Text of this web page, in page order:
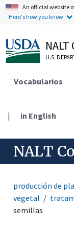
An official website
Here's how you know.
U.S.
Vocabularios
| in English
NALT
producción de
vegetal
semillas